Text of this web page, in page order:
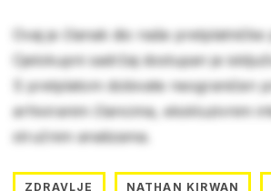
Ovaj je članak dio naše pretplatničke
Cjelokupni sadržaj dostupan je
S pretplatom dobivate neograničen
arhiviranim člancima, ekskluzivnim
stručnim analizama.
ZDRAVLJE NATHAN KIRWAN